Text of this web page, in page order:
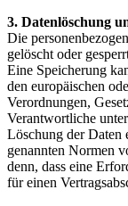
3. Datenlöschung
Die
gelöscht oder
Eine Speicherung
den europäischen
Verordnungen,
Verantwortliche
Löschung der Daten
genannten Normen
denn, dass eine
für einen